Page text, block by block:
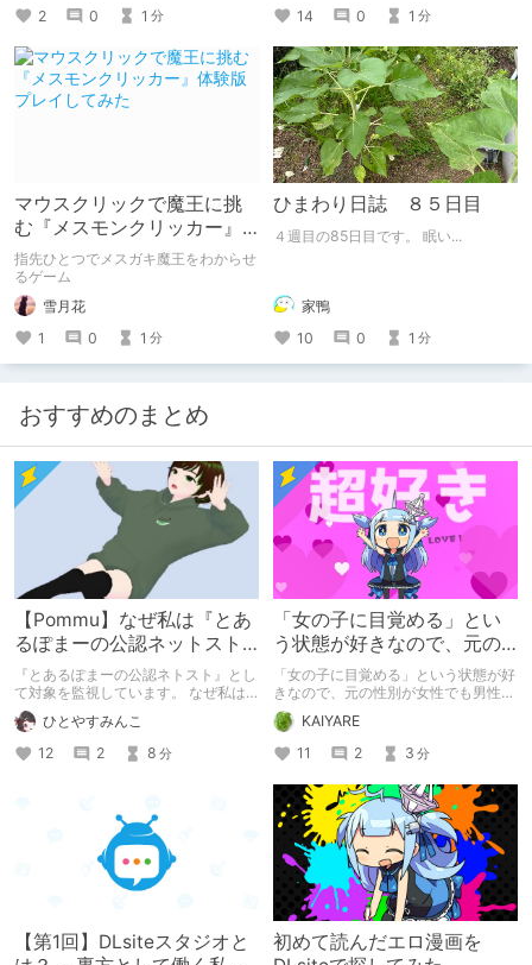
2
0 1 分
14
0 1 分
マウスクリックで魔王に挑
む『メスモンクリッカー』
体験版プレイしてみた
指先ひとつでメスガキ魔王をわからせ
るゲーム
雪月花
1
0 1 分
ひまわり日誌 ８５日目
４週目の85日目です。 眠い...
家鴨
10
0 1 分
おすすめのまとめ
【Pommu】なぜ私は『とあ
るぽまーの公認ネットスト
ーカー』になったのか【出
会い編】
『とあるぽまーの公認ネトスト』とし
て対象を監視しています。 なぜ私は
このような行動をとるに至ったのか。
これまでのあゆみを振り返ります。
ひとやすみんこ
12
2 8 分
「女の子に目覚める」とい
う状態が好きなので、元の
性別が女性でも男性でも問
題ない話
「女の子に目覚める」という状態が好
きなので、元の性別が女性でも男性で
も問題ない話
KAIYARE
11
2 3 分
【第1回】DLsiteスタジオと
初めて読んだエロ漫画を